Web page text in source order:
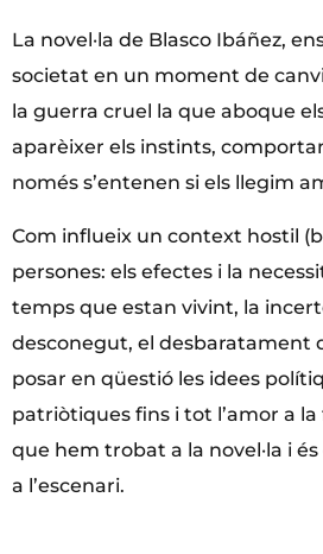
La novel·la de Blasco Ibáñez,
societat en un moment de
la guerra cruel la que aboque
aparèixer els instints,
només s’entenen si els llegim
Com influeix un context hostil
persones: els efectes i la
temps que estan vivint, la
desconegut, el desbaratament
posar en qüestió les idees
patriòtiques fins i tot l’amor a la
que hem trobat a la novel·la i
a l’escenari.